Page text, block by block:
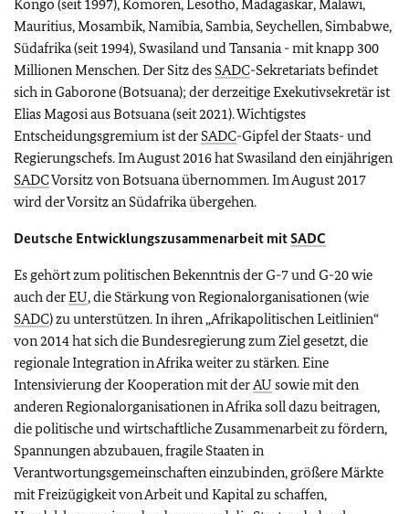
Kongo (seit 1997), Komoren, Lesotho, Madagaskar, Malawi,
Mauritius, Mosambik, Namibia, Sambia, Seychellen, Simbabwe,
Südafrika (seit 1994), Swasiland und Tansania - mit knapp 300
Millionen Menschen. Der Sitz des SADC-Sekretariats befindet
sich in Gaborone (Botsuana); der derzeitige Exekutivsekretär ist
Elias Magosi aus Botsuana (seit 2021). Wichtigstes
Entscheidungsgremium ist der SADC-Gipfel der Staats- und
Regierungschefs. Im August 2016 hat Swasiland den einjährigen
SADCVorsitz von Botsuana übernommen. Im August 2017
wird der Vorsitz an Südafrika übergehen.
Deutsche Entwicklungszusammenarbeit mitSADC
Es gehört zum politischen Bekenntnis der G-7 und G-20 wie
auch derEU, die Stärkung von Regionalorganisationen (wie
SADC) zu unterstützen. In ihren „Afrikapolitischen Leitlinien“
von 2014 hat sich die Bundesregierung zum Ziel gesetzt, die
regionale Integration in Afrika weiter zu stärken. Eine
Intensivierung der Kooperation mit derAU sowie mit den
anderen Regionalorganisationen in Afrika soll dazu beitragen,
die politische und wirtschaftliche Zusammenarbeit zu fördern,
Spannungen abzubauen, fragile Staaten in
Verantwortungsgemeinschaften einzubinden, größere Märkte
mit Freizügigkeit von Arbeit und Kapital zu schaffen,